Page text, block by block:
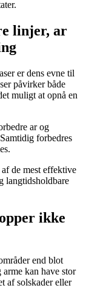
linjer, ar
er dens evne til
påvirker både
muligt at opnå en
ar og
forbedres
de mest effektive
langtidsholdbare
ikke
end blot
kan have stor
af solskader eller